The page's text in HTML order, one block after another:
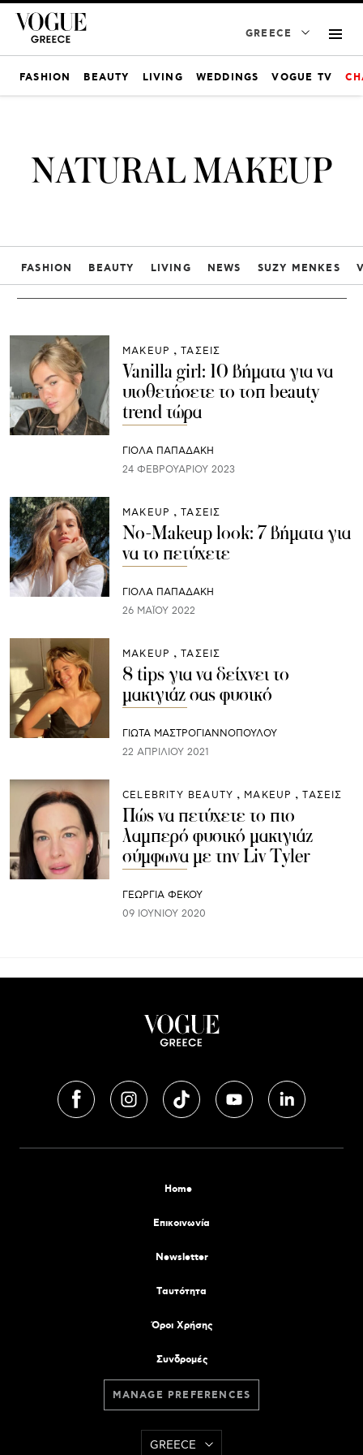
GREECE
FASHION BEAUTY LIVING WEDDINGS VOGUE TV
NATURAL MAKEUP
FASHION BEAUTY LIVING NEWS SUZY MENKES
ΜAKEUP ΤΑΣΕΙΣ
Vanilla girl: 10 βήματα για να
υιοθετήσετε το τοπ beauty
trend τώρα
ΓΙΌΛΑ ΠΑΠΑΔΆΚΗ
24 ΦΕΒΡΟΥΑΡΊΟΥ 2023
ΜAKEUP ΤΑΣΕΙΣ
No-Makeup look: 7 βήματα για
να το πετύχετε
ΓΙΌΛΑ ΠΑΠΑΔΆΚΗ
26 ΜΑΪ́ΟΥ 2022
ΜAKEUP ΤΑΣΕΙΣ
8 tips για να δείχνει το
μακιγιάζ σας φυσικό
ΓΙΩΤΑ ΜΑΣΤΡΟΓΙΑΝΝΟΠΟΥΛΟΥ
22 ΑΠΡΙΛΊΟΥ 2021
CELEBRITY BEAUTY ΜAKEUP ΤΑΣΕΙΣ
Πώς να πετύχετε το πιο
λαμπερό φυσικό μακιγιάζ
σύμφωνα με την Liv Tyler
ΓΕΩΡΓΙΑ ΦΕΚΟΥ
09 ΙΟΥΝΊΟΥ 2020
Home
Επικοινωνία
Newsletter
Tαυτότητα
Όροι Χρήσης
Συνδρομές
MANAGE PREFERENCES
GREECE